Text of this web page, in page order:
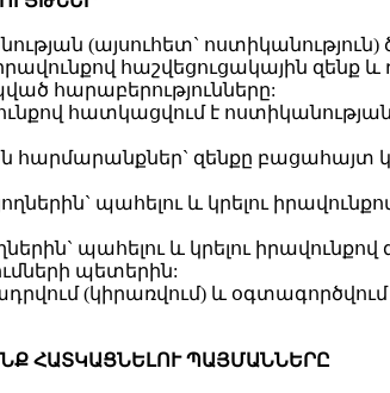
(այսուհետ` ոստիկանություն)
հաշվեցուցակային զենք
հարաբերությունները:
հատկացվում է
զենքը բացահայտ
պահելու և կրելու
պահելու և կրելու իրավունքով
պետերին:
(կիրառվում) և
ՀԱՏԿԱՑՆԵԼՈՒ ՊԱՅՄԱՆՆԵՐԸ